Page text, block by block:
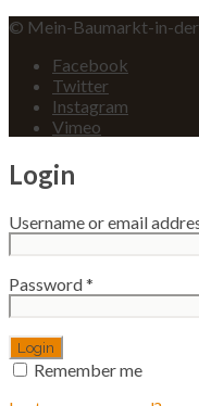
© Mein-Baumarkt-in-
Facebook
Twitter
Instagram
Vimeo
Login
Username or email
Password*
Remember me